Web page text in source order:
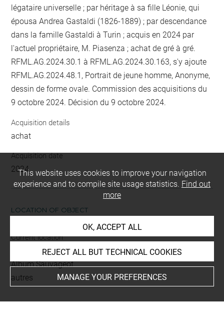
légataire universelle ; par héritage à sa fille Léonie, qui
épousa Andrea Gastaldi (1826-1889) ; par descendance
dans la famille Gastaldi à Turin ; acquis en 2024 par
l'actuel propriétaire, M. Piasenza ; achat de gré à gré.
RFML.AG.2024.30.1 à RFML.AG.2024.30.163, s'y ajoute
RFML.AG.2024.48.1, Portrait de jeune homme, Anonyme,
dessin de forme ovale. Commission des acquisitions du
9 octobre 2024. Décision du 9 octobre 2024.
Acquisition details
achat
Acquisition date
2024
LOCATION OF OBJECT
Current location
Réserve des grands albums
Album Sauvageot
autres
This website uses cookies to improve your navigation
experience and to compile site usage statistics. Find out
more
OK, ACCEPT ALL
REJECT ALL BUT TECHNICAL COOKIES
MANAGE YOUR PREFERENCES